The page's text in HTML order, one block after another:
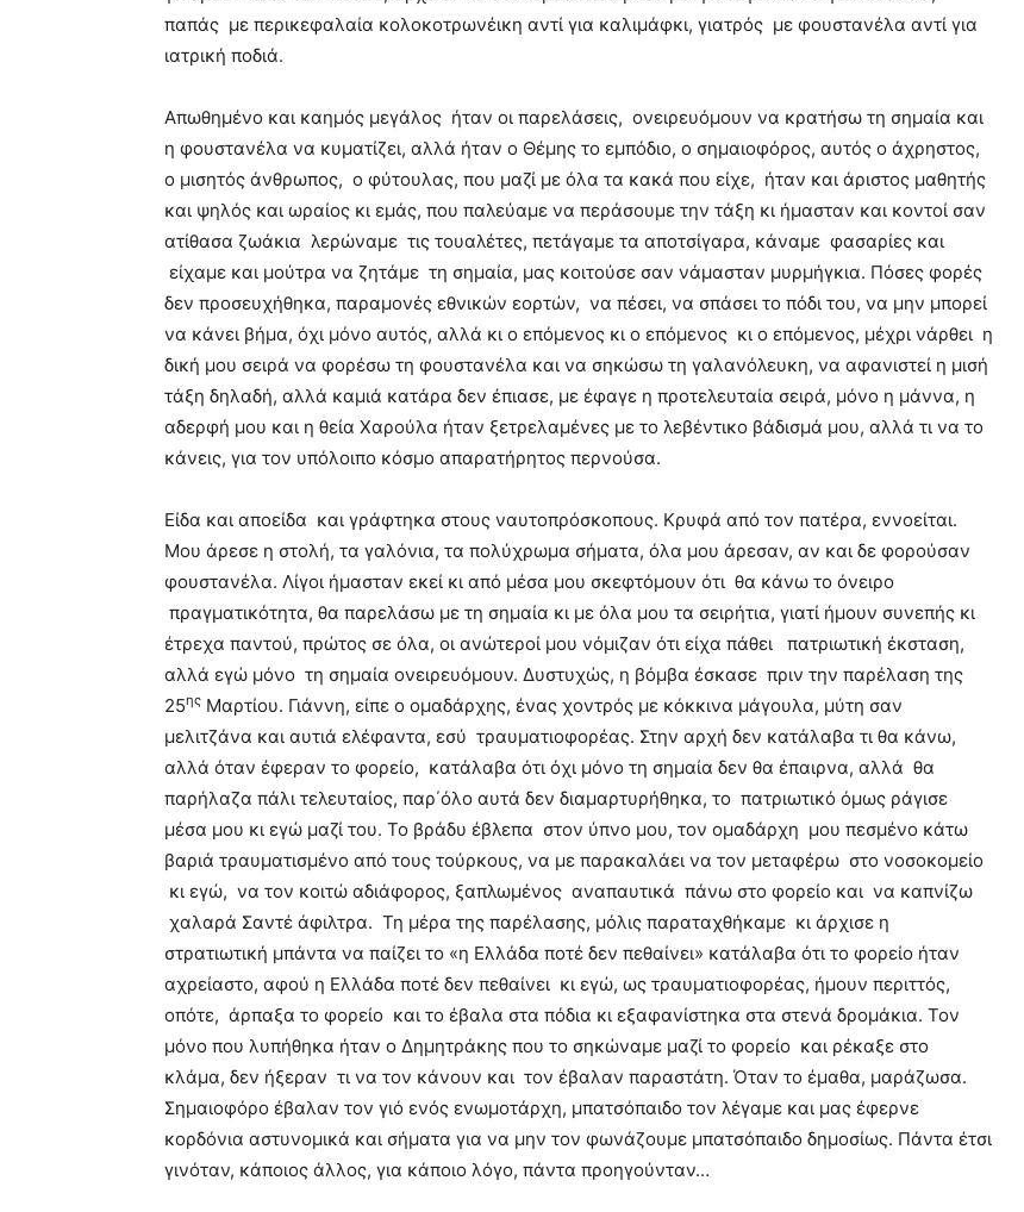
παπάς με περικεφαλαία κολοκοτρωνέικη αντί για καλιμάφκι, γιατρός με φουστανέλα αντί για
ιατρική ποδιά.
Απωθημένο και καημός μεγάλος ήταν οι παρελάσεις, ονειρευόμουν να κρατήσω τη σημαία και
η φουστανέλα να κυματίζει, αλλά ήταν ο Θέμης το εμπόδιο, ο σημαιοφόρος, αυτός ο άχρηστος,
ο μισητός άνθρωπος, ο φύτουλας, που μαζί με όλα τα κακά που είχε, ήταν και άριστος μαθητής
και ψηλός και ωραίος κι εμάς, που παλεύαμε να περάσουμε την τάξη κι ήμασταν και κοντοί σαν
ατίθασα ζωάκια λερώναμε τις τουαλέτες, πετάγαμε τα αποτσίγαρα, κάναμε φασαρίες και
είχαμε και μούτρα να ζητάμε τη σημαία, μας κοιτούσε σαν νάμασταν μυρμήγκια. Πόσες φορές
δεν προσευχήθηκα, παραμονές εθνικών εορτών, να πέσει, να σπάσει το πόδι του, να μην μπορεί
να κάνει βήμα, όχι μόνο αυτός, αλλά κι ο επόμενος κι ο επόμενος κι ο επόμενος, μέχρι νάρθει η
δική μου σειρά να φορέσω τη φουστανέλα και να σηκώσω τη γαλανόλευκη, να αφανιστεί η μισή
τάξη δηλαδή, αλλά καμιά κατάρα δεν έπιασε, με έφαγε η προτελευταία σειρά, μόνο η μάννα, η
αδερφή μου και η θεία Χαρούλα ήταν ξετρελαμένες με το λεβέντικο βάδισμά μου, αλλά τι να το
κάνεις, για τον υπόλοιπο κόσμο απαρατήρητος περνούσα.
Είδα και αποείδα και γράφτηκα στους ναυτοπρόσκοπους. Κρυφά από τον πατέρα, εννοείται.
Μου άρεσε η στολή, τα γαλόνια, τα πολύχρωμα σήματα, όλα μου άρεσαν, αν και δε φορούσαν
φουστανέλα. Λίγοι ήμασταν εκεί κι από μέσα μου σκεφτόμουν ότι θα κάνω το όνειρο
πραγματικότητα, θα παρελάσω με τη σημαία κι με όλα μου τα σειρήτια, γιατί ήμουν συνεπής κι
έτρεχα παντού, πρώτος σε όλα, οι ανώτεροί μου νόμιζαν ότι είχα πάθει πατριωτική έκσταση,
αλλά εγώ μόνο τη σημαία ονειρευόμουν. Δυστυχώς, η βόμβα έσκασε πριν την παρέλαση της
25ης Μαρτίου. Γιάννη, είπε ο ομαδάρχης, ένας χοντρός με κόκκινα μάγουλα, μύτη σαν
μελιτζάνα και αυτιά ελέφαντα, εσύ τραυματιοφορέας. Στην αρχή δεν κατάλαβα τι θα κάνω,
αλλά όταν έφεραν το φορείο, κατάλαβα ότι όχι μόνο τη σημαία δεν θα έπαιρνα, αλλά θα
παρήλαζα πάλι τελευταίος, παρ΄όλο αυτά δεν διαμαρτυρήθηκα, το πατριωτικό όμως ράγισε
μέσα μου κι εγώ μαζί του. Το βράδυ έβλεπα στον ύπνο μου, τον ομαδάρχη μου πεσμένο κάτω
βαριά τραυματισμένο από τους τούρκους, να με παρακαλάει να τον μεταφέρω στο νοσοκομείο
κι εγώ, να τον κοιτώ αδιάφορος, ξαπλωμένος αναπαυτικά πάνω στο φορείο και να καπνίζω
χαλαρά Σαντέ άφιλτρα. Τη μέρα της παρέλασης, μόλις παραταχθήκαμε κι άρχισε η
στρατιωτική μπάντα να παίζει το «η Ελλάδα ποτέ δεν πεθαίνει» κατάλαβα ότι το φορείο ήταν
αχρείαστο, αφού η Ελλάδα ποτέ δεν πεθαίνει κι εγώ, ως τραυματιοφορέας, ήμουν περιττός,
οπότε, άρπαξα το φορείο και το έβαλα στα πόδια κι εξαφανίστηκα στα στενά δρομάκια. Τον
μόνο που λυπήθηκα ήταν ο Δημητράκης που το σηκώναμε μαζί το φορείο και ρέκαξε στο
κλάμα, δεν ήξεραν τι να τον κάνουν και τον έβαλαν παραστάτη. Όταν το έμαθα, μαράζωσα.
Σημαιοφόρο έβαλαν τον γιό ενός ενωμοτάρχη, μπατσόπαιδο τον λέγαμε και μας έφερνε
κορδόνια αστυνομικά και σήματα για να μην τον φωνάζουμε μπατσόπαιδο δημοσίως. Πάντα έτσι
γινόταν, κάποιος άλλος, για κάποιο λόγο, πάντα προηγούνταν…